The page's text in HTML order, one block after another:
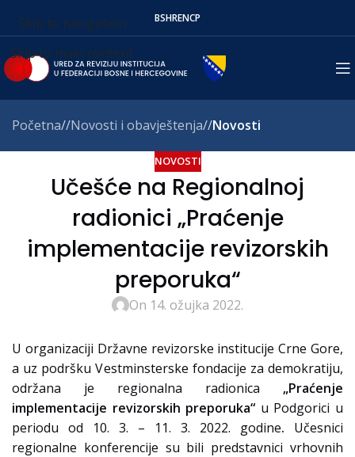
Skip to navigation
Skip to main content
BSHRENСР
Početna/ Novosti i obavještenja/ Novosti
NOVOSTI
Učešće na Regionalnoj
radionici „Praćenje
implementacije revizorskih
preporuka“
On 14. ožujka 2022.
U organizaciji Državne revizorske institucije Crne Gore,
a uz podršku Vestminsterske fondacije za demokratiju,
održana je regionalna radionica „Praćenje
implementacije revizorskih preporuka“ u Podgorici u
periodu od 10. 3. – 11. 3. 2022. godine. Učesnici
regionalne konferencije su bili predstavnici vrhovnih